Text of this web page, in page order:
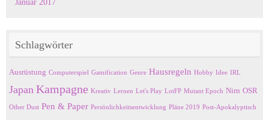
Januar 2017
Schlagwörter
Ausrüstung Computerspiel Gamification Genre Hausregeln Hobby Idee IRL
Japan Kampagne Kreativ Lernen Let's Play LotFP Mutant Epoch Nirn OSR
Other Dust Pen & Paper Persönlichkeitsentwicklung Pläne 2019 Post-Apokalyptisch